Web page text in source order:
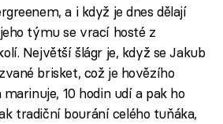
a i když je dnes dělají
týmu se vrací hosté z
Největší šlágr je, když se Jakub
brisket, což je hovězího
10 hodin udí a pak ho
tradiční bourání celého tuňáka,